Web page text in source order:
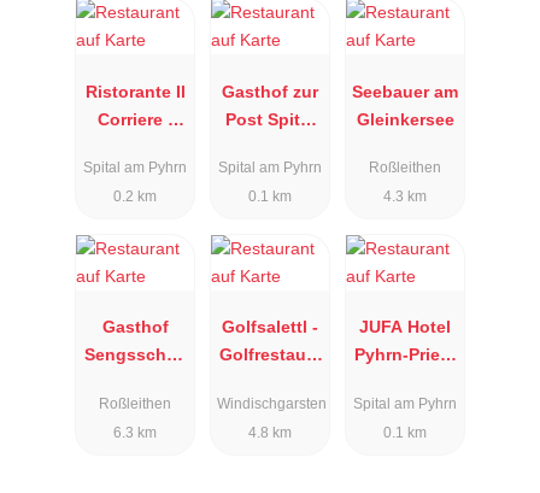
Ristorante Il
Corriere -
Botenwirt
Spital am Pyhrn
0.2 km
Gasthof zur
Post Spital
Spital am Pyhrn
0.1 km
Seebauer am
Gleinkersee
Roßleithen
4.3 km
Gasthof
Sengsschmi
Roßleithen
6.3 km
Golfsalettl -
Golfrestaura
Windischgar
sten Pyhrn-
Windischgarsten
4.8 km
JUFA Hotel
Pyhrn-Priel -
Spital am Pyhrn
0.1 km